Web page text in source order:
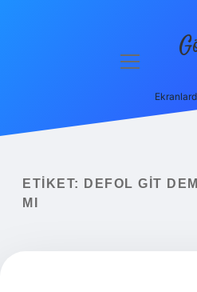
Yasal Uyarı
menüyü
ETIKET:
DEFOL GIT
MI